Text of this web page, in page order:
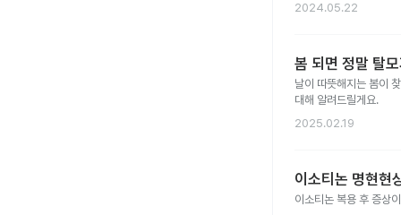
2024.05.22
봄 되면 정말 탈
날이 따뜻해지는 봄이
대해 알려드릴게요.
2025.02.19
이소티논 명현현
이소티논 복용 후 증상